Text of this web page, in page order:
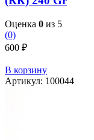
Оценка 0 из 5
(0)
600 ₽
В корзину
Артикул: 100044